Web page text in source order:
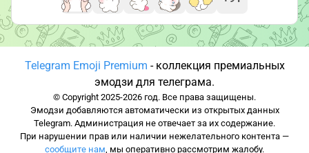
Telegram Emoji Premium - коллекция премиальных
эмодзи для телеграма.
© Copyright 2025-2026 год. Все права защищены.
Эмодзи добавляются автоматически из открытых данных
Telegram. Администрация не отвечает за их содержание.
При нарушении прав или наличии нежелательного контента —
сообщите нам, мы оперативно рассмотрим жалобу.